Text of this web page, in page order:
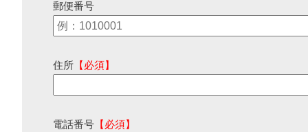
郵便番号
住所 【必須】
電話番号 【必須】